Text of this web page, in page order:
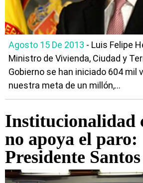
Agosto 15 De 2013 - Luis Felipe
Ministro de Vivienda, Ciudad y
Gobierno se han iniciado 604 mil
nuestra meta de un millón,...
Institucionalidad
no apoya el paro:
Presidente Santos